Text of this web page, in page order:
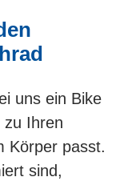
uns ein Bike
zu Ihren
Körper passt.
sind,